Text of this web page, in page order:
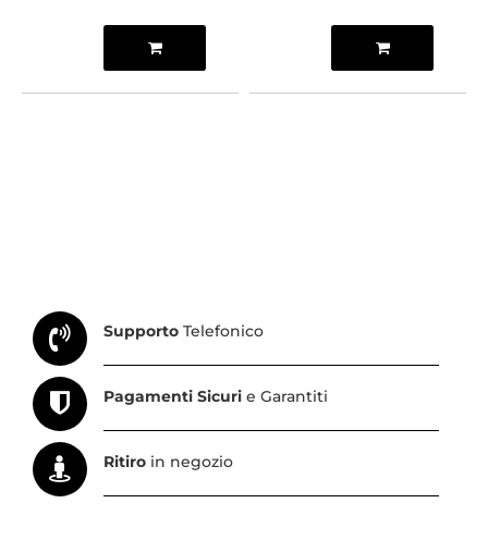
Supporto Telefonico
Pagamenti Sicuri e Garantiti
Ritiro in negozio